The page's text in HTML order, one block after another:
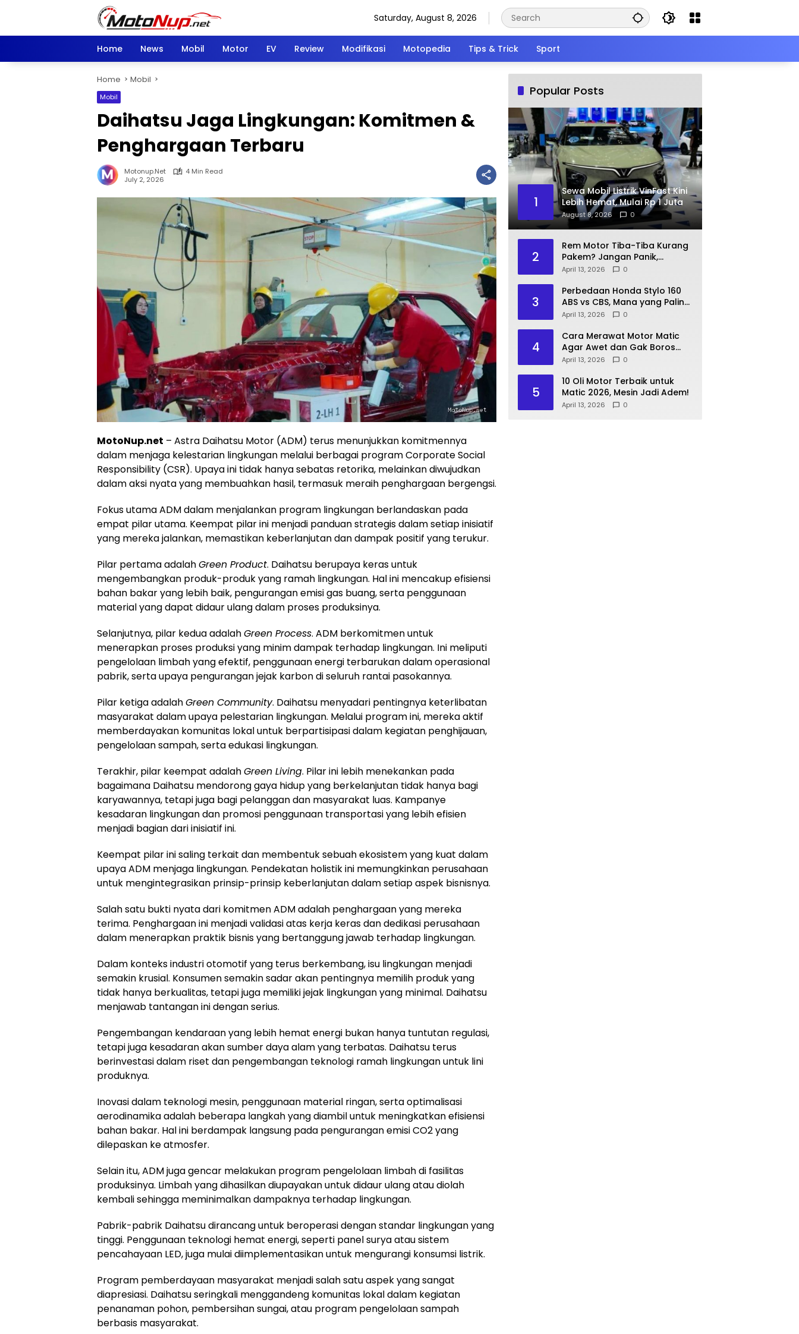
Saturday, August 8, 2026
Home News Mobil Motor EV Review Modifikasi Motopedia Tips & Trick Sport
Home Mobil
Mobil
Daihatsu Jaga Lingkungan: Komitmen &
Penghargaan Terbaru
Motonup.net
4 Min Read
July 2, 2026
MotoNup.net – Astra Daihatsu Motor (ADM) terus menunjukkan komitmennya
dalam menjaga kelestarian lingkungan melalui berbagai program Corporate Social
Responsibility (CSR). Upaya ini tidak hanya sebatas retorika, melainkan diwujudkan
dalam aksi nyata yang membuahkan hasil, termasuk meraih penghargaan bergengsi.
Fokus utama ADM dalam menjalankan program lingkungan berlandaskan pada
empat pilar utama. Keempat pilar ini menjadi panduan strategis dalam setiap inisiatif
yang mereka jalankan, memastikan keberlanjutan dan dampak positif yang terukur.
Pilar pertama adalahGreen Product. Daihatsu berupaya keras untuk
mengembangkan produk-produk yang ramah lingkungan. Hal ini mencakup efisiensi
bahan bakar yang lebih baik, pengurangan emisi gas buang, serta penggunaan
material yang dapat didaur ulang dalam proses produksinya.
Selanjutnya, pilar kedua adalahGreen Process. ADM berkomitmen untuk
menerapkan proses produksi yang minim dampak terhadap lingkungan. Ini meliputi
pengelolaan limbah yang efektif, penggunaan energi terbarukan dalam operasional
pabrik, serta upaya pengurangan jejak karbon di seluruh rantai pasokannya.
Pilar ketiga adalahGreen Community. Daihatsu menyadari pentingnya keterlibatan
masyarakat dalam upaya pelestarian lingkungan. Melalui program ini, mereka aktif
memberdayakan komunitas lokal untuk berpartisipasi dalam kegiatan penghijauan,
pengelolaan sampah, serta edukasi lingkungan.
Terakhir, pilar keempat adalahGreen Living. Pilar ini lebih menekankan pada
bagaimana Daihatsu mendorong gaya hidup yang berkelanjutan tidak hanya bagi
karyawannya, tetapi juga bagi pelanggan dan masyarakat luas. Kampanye
kesadaran lingkungan dan promosi penggunaan transportasi yang lebih efisien
menjadi bagian dari inisiatif ini.
Keempat pilar ini saling terkait dan membentuk sebuah ekosistem yang kuat dalam
upaya ADM menjaga lingkungan. Pendekatan holistik ini memungkinkan perusahaan
untuk mengintegrasikan prinsip-prinsip keberlanjutan dalam setiap aspek bisnisnya.
Salah satu bukti nyata dari komitmen ADM adalah penghargaan yang mereka
terima. Penghargaan ini menjadi validasi atas kerja keras dan dedikasi perusahaan
dalam menerapkan praktik bisnis yang bertanggung jawab terhadap lingkungan.
Dalam konteks industri otomotif yang terus berkembang, isu lingkungan menjadi
semakin krusial. Konsumen semakin sadar akan pentingnya memilih produk yang
tidak hanya berkualitas, tetapi juga memiliki jejak lingkungan yang minimal. Daihatsu
menjawab tantangan ini dengan serius.
Pengembangan kendaraan yang lebih hemat energi bukan hanya tuntutan regulasi,
tetapi juga kesadaran akan sumber daya alam yang terbatas. Daihatsu terus
berinvestasi dalam riset dan pengembangan teknologi ramah lingkungan untuk lini
produknya.
Inovasi dalam teknologi mesin, penggunaan material ringan, serta optimalisasi
aerodinamika adalah beberapa langkah yang diambil untuk meningkatkan efisiensi
bahan bakar. Hal ini berdampak langsung pada pengurangan emisi CO2 yang
dilepaskan ke atmosfer.
Selain itu, ADM juga gencar melakukan program pengelolaan limbah di fasilitas
produksinya. Limbah yang dihasilkan diupayakan untuk didaur ulang atau diolah
kembali sehingga meminimalkan dampaknya terhadap lingkungan.
Pabrik-pabrik Daihatsu dirancang untuk beroperasi dengan standar lingkungan yang
tinggi. Penggunaan teknologi hemat energi, seperti panel surya atau sistem
pencahayaan LED, juga mulai diimplementasikan untuk mengurangi konsumsi listrik.
Program pemberdayaan masyarakat menjadi salah satu aspek yang sangat
diapresiasi. Daihatsu seringkali menggandeng komunitas lokal dalam kegiatan
penanaman pohon, pembersihan sungai, atau program pengelolaan sampah
berbasis masyarakat.
Popular Posts
1
Sewa Mobil Listrik VinFast Kini
Lebih Hemat, Mulai Rp 1 Juta
August 8, 2026 0
2
Rem Motor Tiba-Tiba Kurang
Pakem? Jangan Panik,
Lakukan Langkah Ini!
April 13, 2026 0
3
Perbedaan Honda Stylo 160
ABS vs CBS, Mana yang Paling
Pas?
April 13, 2026 0
4
Cara Merawat Motor Matic
Agar Awet dan Gak Boros
Bensin
April 13, 2026 0
5
10 Oli Motor Terbaik untuk
Matic 2026, Mesin Jadi Adem!
April 13, 2026 0